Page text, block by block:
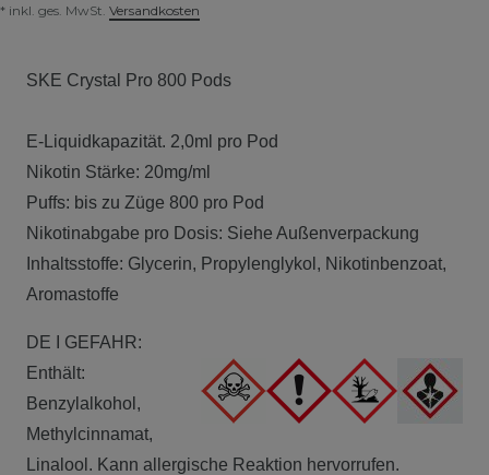
* inkl. ges. MwSt. Versandkosten
SKE Crystal Pro 800 Pods
E-Liquidkapazität. 2,0ml pro Pod
Nikotin Stärke: 20mg/ml
Puffs: bis zu Züge 800 pro Pod
Nikotinabgabe pro Dosis: Siehe Außenverpackung
Inhaltsstoffe: Glycerin, Propylenglykol, Nikotinbenzoat,
Aromastoffe
DE I GEFAHR:
Enthält:
Benzylalkohol,
Methylcinnamat,
Linalool. Kann allergische Reaktion hervorrufen.